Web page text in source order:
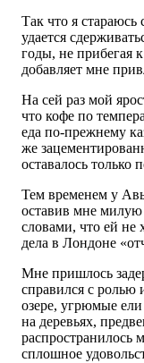
Так что я
удается
годы, не прибегая
добавляет мне
На сей раз мой
что кофе по
еда по-прежнему
же
оставалось только
Тем временем у
оставив мне милую
словами, что ей не
дела в Лондоне
Мне пришлось
справился с ролью
озере, угрюмые
на деревьях,
распространилось
сплошное